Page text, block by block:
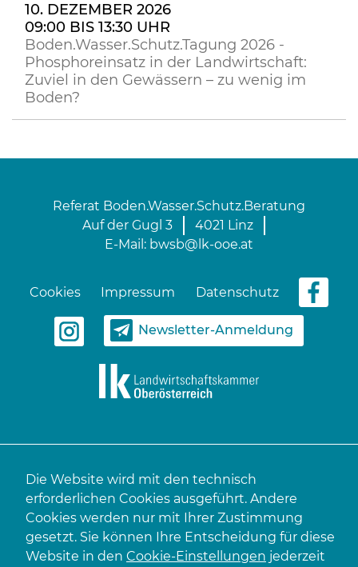
10. DEZEMBER 2026
09:00 BIS 13:30 UHR
Boden.Wasser.Schutz.Tagung 2026 -
Phosphoreinsatz in der Landwirtschaft:
Zuviel in den Gewässern – zu wenig im
Boden?
Referat Boden.Wasser.Schutz.Beratung
Auf der Gugl 3
4021 Linz
E-Mail: bwsb@lk-ooe.at
Cookies Impressum Datenschutz
Newsletter-Anmeldung
Die Website wird mit den technisch
erforderlichen Cookies ausgeführt. Andere
Cookies werden nur mit Ihrer Zustimmung
gesetzt. Sie können Ihre Entscheidung für diese
Website in den Cookie-Einstellungen jederzeit